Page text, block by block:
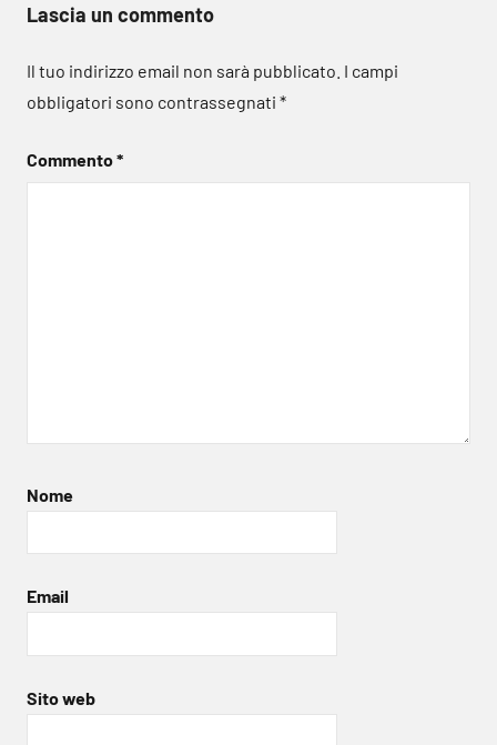
Lascia un commento
Il tuo indirizzo email non sarà pubblicato. I campi
obbligatori sono contrassegnati *
Commento*
Nome
Email
Sito web